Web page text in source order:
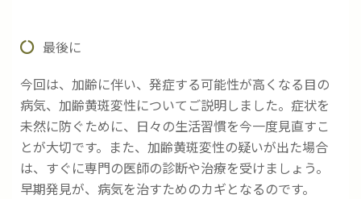
最後に
今回は、加齢に伴い、発症する可能性が高くなる目の
病気、加齢黄斑変性についてご説明しました。症状を
未然に防ぐために、日々の生活習慣を今一度見直すこ
とが大切です。また、加齢黄斑変性の疑いが出た場合
は、すぐに専門の医師の診断や治療を受けましょう。
早期発見が、病気を治すためのカギとなるのです。